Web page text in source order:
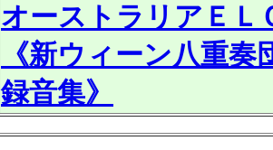
オーストラリアＥＬ
《新ウィーン八重
録音集》